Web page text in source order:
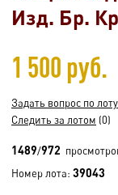
Изд. Бр.
1 500 руб.
Задать вопрос по лоту
Следить за лотом (0)
1489/972
Номер лота: 39043